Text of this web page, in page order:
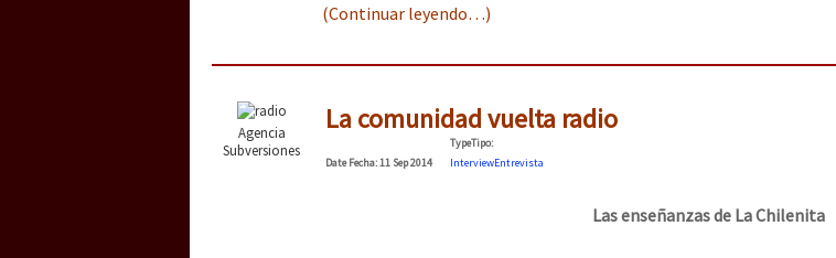
(Continuar leyendo…)
Agencia
Subversiones
La comunidad vuelta radio
DateFecha: 11 Sep 2014
TypeTipo:
InterviewEntrevista
Las enseñanzas de La Chilenita